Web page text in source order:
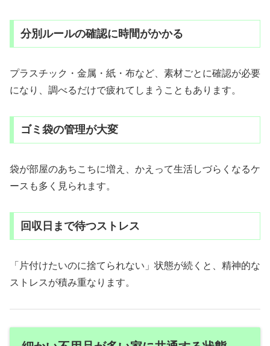
分別ルールの確認に時間がかかる
プラスチック・金属・紙・布など、素材ごとに確認が必要
になり、調べるだけで疲れてしまうこともあります。
ゴミ袋の管理が大変
袋が部屋のあちこちに増え、かえって生活しづらくなるケ
ースも多く見られます。
回収日まで待つストレス
「片付けたいのに捨てられない」状態が続くと、精神的な
ストレスが積み重なります。